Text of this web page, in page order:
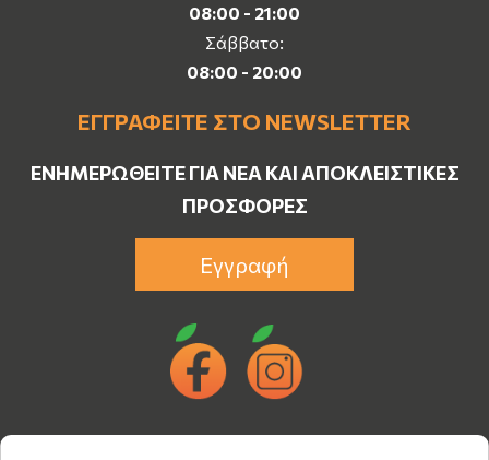
08:00 - 21:00
Σάββατο:
08:00 - 20:00
ΕΓΓΡΑΦΕΊΤΕ ΣΤΟ NEWSLETTER
ΕΝΗΜΕΡΩΘΕΊΤΕ ΓΙΑ ΝΈΑ ΚΑΙ ΑΠΟΚΛΕΙΣΤΙΚΈΣ
ΠΡΟΣΦΟΡΈΣ
Εγγραφή